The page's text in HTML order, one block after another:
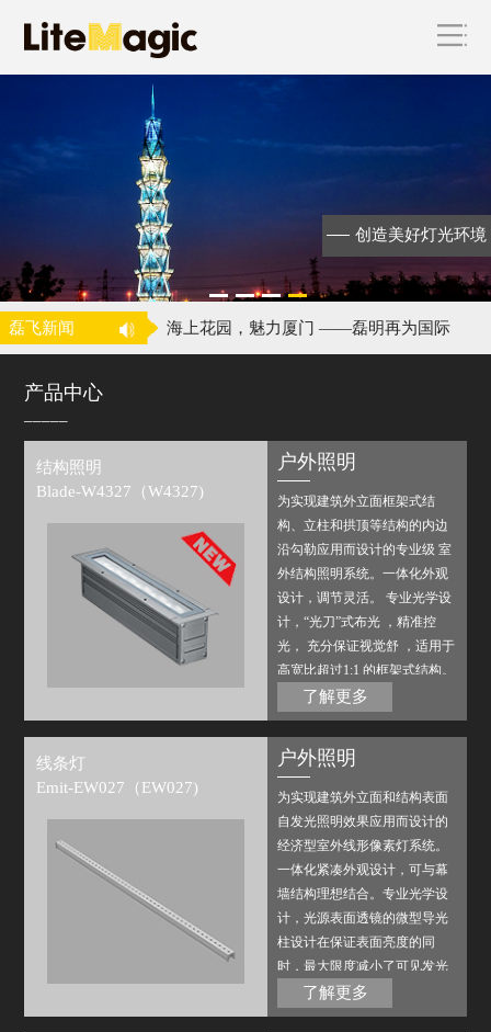
创造美好灯光环境
磊飞新闻
海上花园，魅力厦门 ——磊明再为国际
级会议
昕诺飞完成对磊明科技的收购
飞利浦照明收购中国城市景观照明企业
磊明
喜讯！磊明荣获中照奖二等奖！
海上花园，魅力厦门 ——磊明再为国际
产品中心
结构照明
Blade-W4327（W4327)
户外照明
为实现建筑外立面框架式结
构、立柱和拱顶等结构的内边
沿勾勒应用而设计的专业级 室
外结构照明系统。一体化外观
设计，调节灵活。 专业光学设
计，“光刀”式布光 ，精准控
光， 充分保证视觉舒 ，适用于
高宽比超过1:1 的框架式结构。
搭配磊飞内部或第三方标准控
制系统，可实现多种场景变
了解更多
线条灯
Emit-EW027（EW027)
户外照明
为实现建筑外立面和结构表面
自发光照明效果应用而设计的
经济型室外线形像素灯系统。
一体化紧凑外观设计，可与幕
墙结构理想结合。专业光学设
计，光源表面透镜的微型导光
柱设计在保证表面亮度的同
时，最大限度减小了可见发光
表面，增加了视觉舒适度。多
像 素设计，搭配公司内部配置
了解更多